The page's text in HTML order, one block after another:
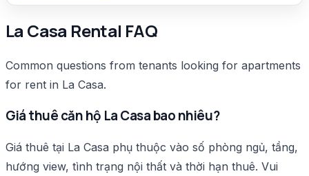
La Casa Rental FAQ
Common questions from tenants looking for apartments
for rent in La Casa.
Giá thuê căn hộ La Casa bao nhiêu?
Giá thuê tại La Casa phụ thuộc vào số phòng ngủ, tầng,
hướng view, tình trạng nội thất và thời hạn thuê. Vui